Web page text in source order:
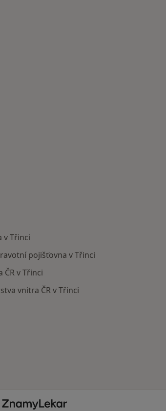
v Třinci
pojišťovna v Třinci
v Třinci
vnitra ČR v Třinci
- Hlavní stránka